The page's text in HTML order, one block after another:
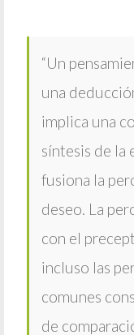
“Un
una
implica una
síntesis de la
fusiona la
deseo. La
con el
incluso las
comunes
de